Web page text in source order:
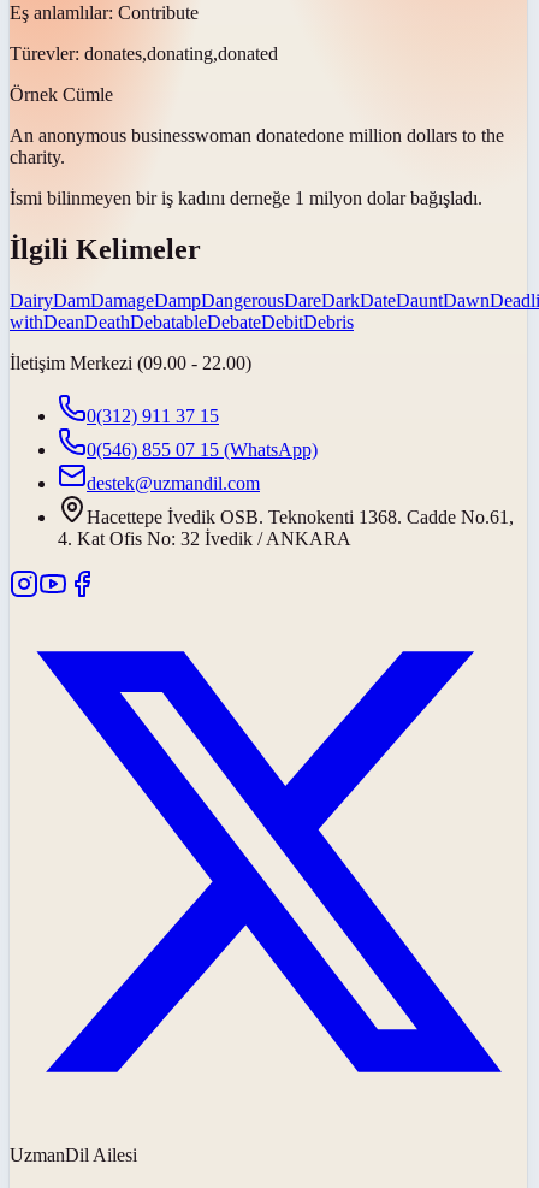
Eş anlamlılar: Contribute
Türevler: donates,donating,donated
Örnek Cümle
An anonymous businesswoman donatedone million dollars to the
charity.
İsmi bilinmeyen bir iş kadını derneğe 1 milyon dolar bağışladı.
İlgili Kelimeler
DairyDamDamageDampDangerousDareDarkDateDauntDawn
withDeanDeathDebatableDebateDebitDebris
İletişim Merkezi (09.00 - 22.00)
0(312) 911 37 15
0(546) 855 07 15 (WhatsApp)
destek@uzmandil.com
Hacettepe İvedik OSB. Teknokenti 1368. Cadde No.61,
4. Kat Ofis No: 32 İvedik / ANKARA
UzmanDil Ailesi